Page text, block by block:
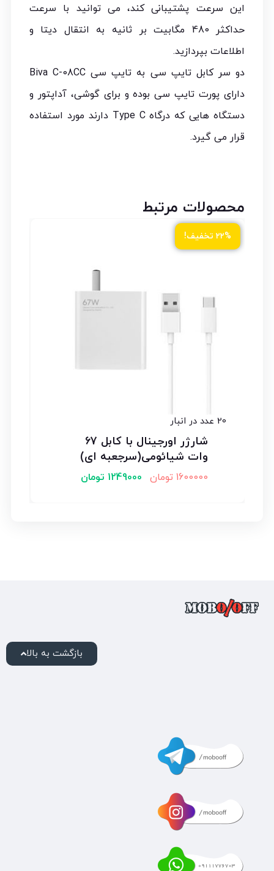
این سرعت پشتیبانی کند، می توانید با سرعت
حداکثر 480 مگابیت بر ثانیه به انتقال دیتا و
اطلاعات بپردازید.
دو سر کابل تایپ سی به تایپ سی Biva C-08CC
دارای پورت تایپ سی بوده و برای گوشی، آداپتور و
دستگاه هایی که درگاه Type C دارند مورد استفاده
قرار می گیرد.
محصولات مرتبط
۲۲% تخفیف!
20 عدد در انبار
شارژر اورجینال با کابل 67
وات شیائومی(سرجعبه ای)
1600000 تومان 1249000 تومان
بازگشت به بالا